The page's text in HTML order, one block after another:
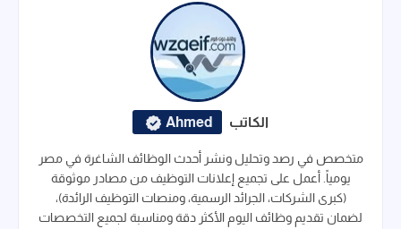
الكاتب Ahmed
متخصص في رصد وتحليل ونشر أحدث الوظائف الشاغرة في مصر
يومياً. أعمل على تجميع إعلانات التوظيف من مصادر موثوقة
(كبرى الشركات، الجرائد الرسمية، ومنصات التوظيف الرائدة)،
لضمان تقديم وظائف اليوم الأكثر دقة ومناسبة لجميع التخصصات